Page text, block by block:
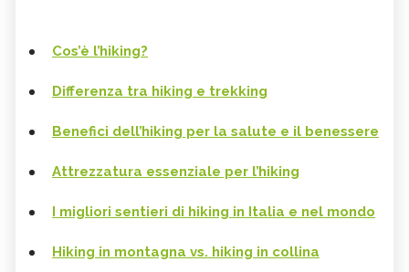
Cos’è l’hiking?
Differenza tra hiking e trekking
Benefici dell’hiking per la salute e il benessere
Attrezzatura essenziale per l’hiking
I migliori sentieri di hiking in Italia e nel mondo
Hiking in montagna vs. hiking in collina